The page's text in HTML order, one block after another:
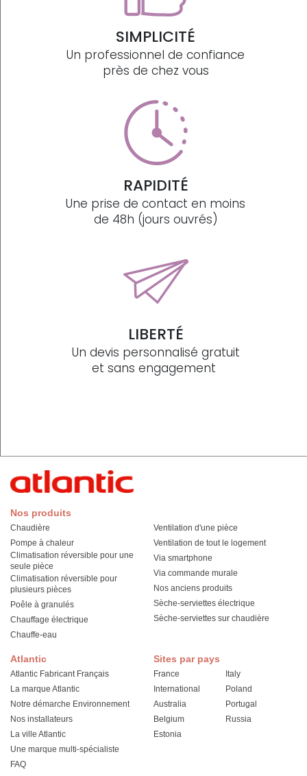
SIMPLICITÉ
Un professionnel de confiance
près de chez vous
RAPIDITÉ
Une prise de contact en moins
de 48h (jours ouvrés)
LIBERTÉ
Un devis personnalisé gratuit
et sans engagement
Atlantic
Atlantic Fabricant Français
La marque Atlantic
Notre démarche Environnement
Nos installateurs
La ville Atlantic
Une marque multi-spécialiste
FAQ
Nos produits
Chaudière
Pompe à chaleur
Climatisation réversible pour une
seule pièce
Climatisation réversible pour
plusieurs pièces
Poêle à granulés
Chauffage électrique
Chauffe-eau
Ventilation d'une pièce
Ventilation de tout le logement
Via smartphone
Via commande murale
Nos anciens produits
Sèche-serviettes électrique
Sèche-serviettes sur chaudière
Sites par pays
France
International
Australia
Belgium
Estonia
Italy
Poland
Portugal
Russia